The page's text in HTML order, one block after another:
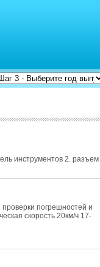
инструментов 2. разъем
погрешностей и
скорость 20км/ч 17-